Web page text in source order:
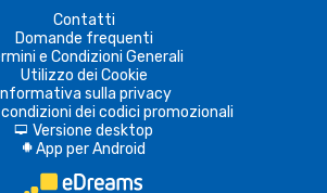
Contatti
Domande frequenti
e Condizioni Generali
Utilizzo dei Cookie
Informativa sulla privacy
dei codici promozionali
d Versione desktop
A App per Android